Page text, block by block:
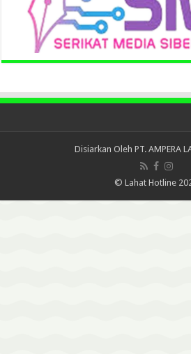
Disiarkan Oleh PT. AMPERA
© Lahat Hotline